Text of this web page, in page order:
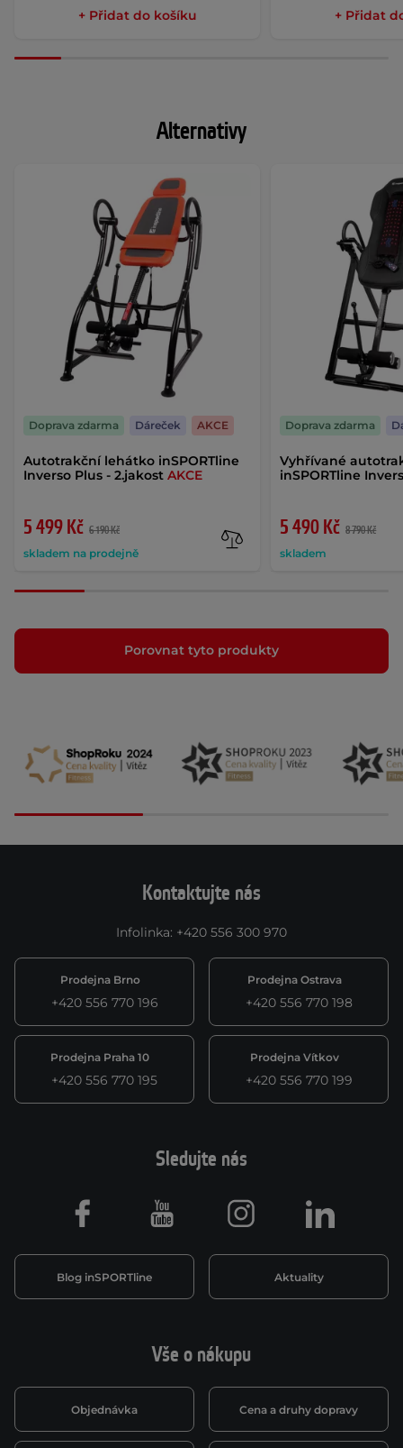
+ Přidat do košíku + Přidat
Alternativy
Autotrakční lehátko inSPORTline
Inverso Plus - 2.jakost AKCE
5 499 Kč 6 190 Kč
skladem na prodejně
Doprava zdarma Dáreček AKCE
Vyhřívané
inSPORTline
5 490 Kč 8 790 Kč
skladem
Doprava zdarma
Porovnat tyto produkty
Kontaktujte nás
Infolinka: +420 556 300 970
Prodejna Brno
+420 556 770 196
Prodejna Ostrava
+420 556 770 198
Prodejna Praha 10
+420 556 770 195
Prodejna Vítkov
+420 556 770 199
Vše o nákupu
Objednávka Cena a druhy dopravy
Sledujte nás
Blog inSPORTline Aktuality
Facebook Youtube Instagram LinkedIn